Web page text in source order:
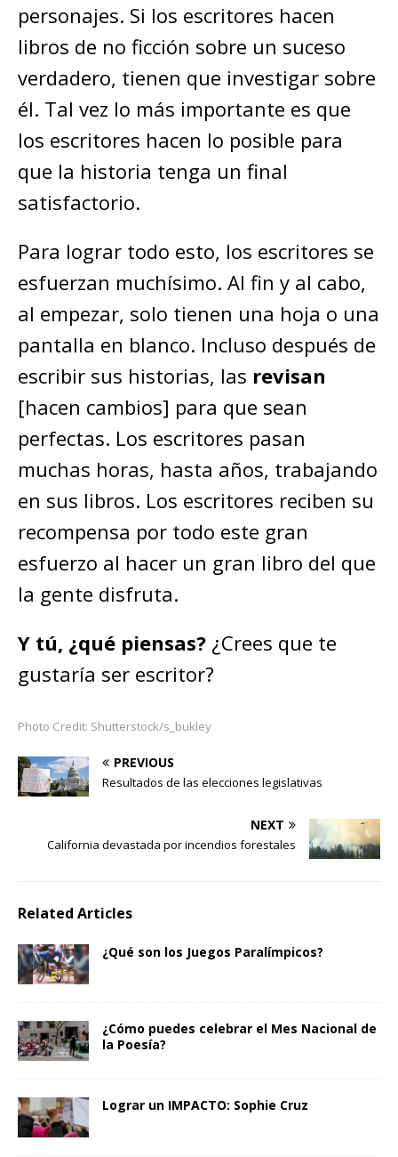
personajes. Si los escritores hacen
libros de no ficción sobre un suceso
verdadero, tienen que investigar sobre
él. Tal vez lo más importante es que
los escritores hacen lo posible para
que la historia tenga un final
satisfactorio.
Para lograr todo esto, los escritores se
esfuerzan muchísimo. Al fin y al cabo,
al empezar, solo tienen una hoja o una
pantalla en blanco. Incluso después de
escribir sus historias, las revisan
[hacen cambios] para que sean
perfectas. Los escritores pasan
muchas horas, hasta años, trabajando
en sus libros. Los escritores reciben su
recompensa por todo este gran
esfuerzo al hacer un gran libro del que
la gente disfruta.
Y tú, ¿qué piensas? ¿Crees que te
gustaría ser escritor?
Photo Credit: Shutterstock/s_bukley
PREVIOUS
Resultados de las elecciones legislativas
NEXT
California devastada por incendios forestales
Related Articles
¿Qué son los Juegos Paralímpicos?
¿Cómo puedes celebrar el Mes Nacional de
la Poesía?
Lograr un IMPACTO: Sophie Cruz